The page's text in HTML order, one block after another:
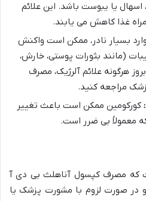
اسهال یا یبوست باشد. این علائم
غذا کاهش می یابند.
بسیار نادر، ممکن است واکنش
(مانند بثورات پوستی، خارش،
هرگونه علائم آلرژیک، مصرف
مراجعه کنید.
کورکومین ممکن است باعث تغییر
معمولاً بی ضرر است.
که مصرف کپسول آناهلث بی دی آ
و در صورت لزوم با مشورت پزشک یا